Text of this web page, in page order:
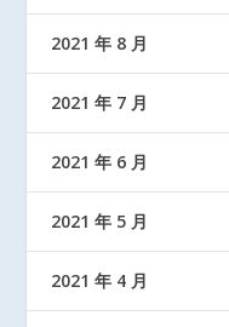
2021 年 8 月
2021 年 7 月
2021 年 6 月
2021 年 5 月
2021 年 4 月